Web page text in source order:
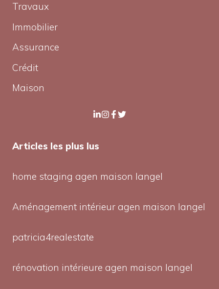
Travaux
Immobilier
Assurance
Crédit
Maison
Articles les plus lus
home staging agen maison langel
Aménagement intérieur agen maison langel
patricia4realestate
rénovation intérieure agen maison langel